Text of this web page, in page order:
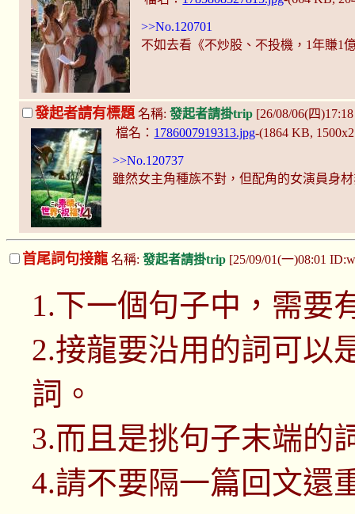
>>No.120701
不如去看《不炒股、不投機，1年賺1
發起者請有標題 名稱: 發起者請掛trip [26/08/06(四
檔名： 1786007919313.jpg-(1864 KB,
>>No.120737
雖然女主角種族不對，但配角的女演員身
首尾詞句接龍 名稱: 發起者請掛trip [25/09/01(一)08:01
1.下一個句子中，需要
2.接龍要沿用的詞可以
詞。
3.而且是挑句子末端的
4.請不要隔一篇回文還